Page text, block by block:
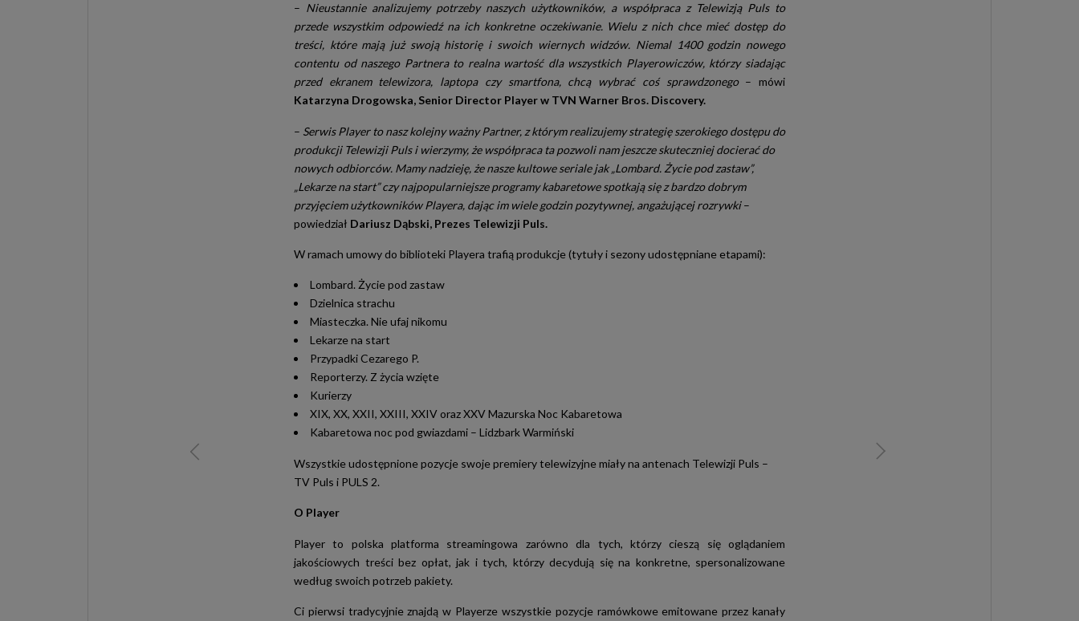
– Nieustannie analizujemy potrzeby naszych użytkowników, a współpraca z Telewizją Puls to
przede wszystkim odpowiedź na ich konkretne oczekiwanie. Wielu z nich chce mieć dostęp do
treści, które mają już swoją historię i swoich wiernych widzów. Niemal 1400 godzin nowego
contentu od naszego Partnera to realna wartość dla wszystkich Playerowiczów, którzy siadając
przed ekranem telewizora, laptopa czy smartfona, chcą wybrać coś sprawdzonego– mówi
Katarzyna Drogowska, Senior Director Player w TVN Warner Bros. Discovery.
– Serwis Player to nasz kolejny ważny Partner, z którym realizujemy strategię szerokiego dostępu do
produkcji Telewizji Puls i wierzymy, że współpraca ta pozwoli nam jeszcze skuteczniej docierać do
nowych odbiorców. Mamy nadzieję, że nasze kultowe seriale jak „Lombard. Życie pod zastaw”,
„Lekarze na start” czy najpopularniejsze programy kabaretowe spotkają się z bardzo dobrym
przyjęciem użytkowników Playera, dając im wiele godzin pozytywnej, angażującej rozrywki–
powiedział Dariusz Dąbski, Prezes Telewizji Puls.
W ramach umowy do biblioteki Playera trafią produkcje (tytuły i sezony udostępniane etapami):
Lombard. Życie pod zastaw
Dzielnica strachu
Miasteczka. Nie ufaj nikomu
Lekarze na start
Przypadki Cezarego P.
Reporterzy. Z życia wzięte
Kurierzy
XIX, XX, XXII, XXIII, XXIV oraz XXV Mazurska Noc Kabaretowa
Kabaretowa noc pod gwiazdami – Lidzbark Warmiński
Wszystkie udostępnione pozycje swoje premiery telewizyjne miały na antenach Telewizji Puls –
TV Puls i PULS 2.
O Player
Player to polska platforma streamingowa zarówno dla tych, którzy cieszą się oglądaniem
jakościowych treści bez opłat, jak i tych, którzy decydują się na konkretne, spersonalizowane
według swoich potrzeb pakiety.
Ci pierwsi tradycyjnie znajdą w Playerze wszystkie pozycje ramówkowe emitowane przez kanały